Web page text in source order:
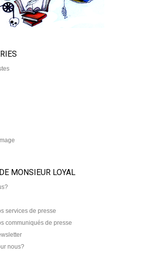
MONSIEUR LOYAL
services de presse
communiqués de presse
nous?